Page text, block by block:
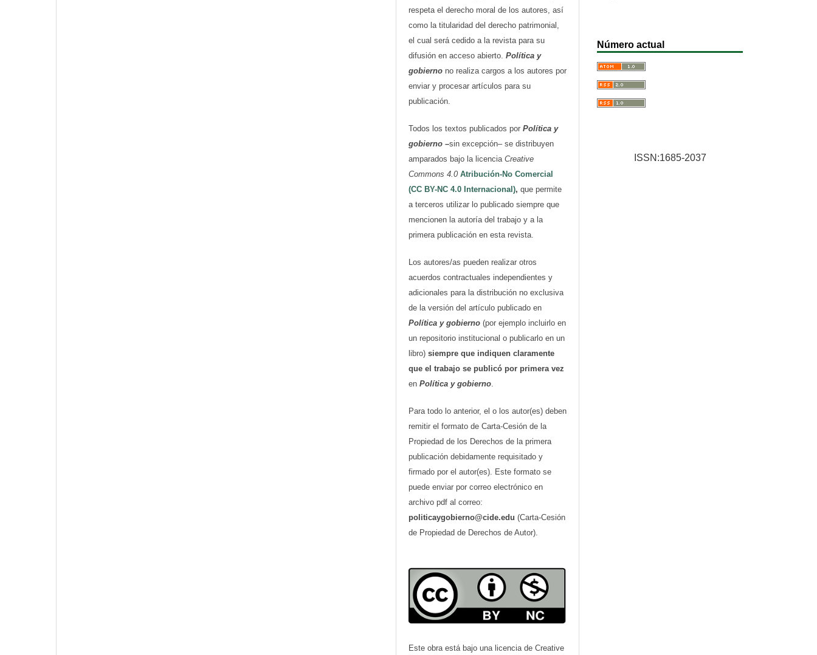
respeta el derecho moral de los autores, así
como la titularidad del derecho patrimonial,
el cual será cedido a la revista para su
difusión en acceso abierto. Política y
gobierno no realiza cargos a los autores por
enviar y procesar artículos para su
publicación.
Todos los textos publicados por Política y
gobierno –sin excepción– se distribuyen
amparados bajo la licencia Creative
Commons 4.0 Atribución-No Comercial
(CC BY-NC 4.0 Internacional), que permite
a terceros utilizar lo publicado siempre que
mencionen la autoría del trabajo y a la
primera publicación en esta revista.
Los autores/as pueden realizar otros
acuerdos contractuales independientes y
adicionales para la distribución no exclusiva
de la versión del artículo publicado en
Política y gobierno (por ejemplo incluirlo en
un repositorio institucional o publicarlo en un
libro) siempre que indiquen claramente
que el trabajo se publicó por primera vez
en Política y gobierno
Para todo lo anterior, el o los autor(es) deben
remitir el formato de Carta-Cesión de la
Propiedad de los Derechos de la primera
publicación debidamente requisitado y
firmado por el autor(es). Este formato se
puede enviar por correo electrónico en
archivo pdf al correo:
politicaygobierno@cide.edu (Carta-Cesión
de Propiedad de Derechos de Autor).
Este obra está bajo una licencia de Creative
Número actual
ISSN:1685-2037